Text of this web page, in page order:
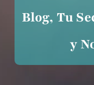
Blog, Tu
y